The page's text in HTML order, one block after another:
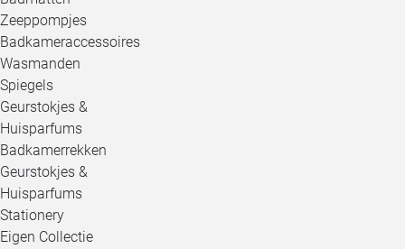
Zeeppompjes
Badkameraccessoires
Wasmanden
Spiegels
Geurstokjes &
Huisparfums
Badkamerrekken
Geurstokjes &
Huisparfums
Stationery
Eigen Collectie